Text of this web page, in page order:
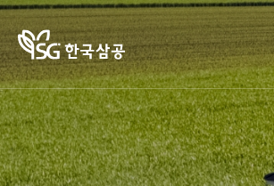
기업정보
한국삼
공소개
CEO 인
사말
작물보호제
작물보
호제
혼용정
보 검색
영농정보
작물보호
제의 이
해
병해충
홍보센터
책자ㆍ
리플렛
카드뉴
스
사회공헌
한광호
농업상
화정박
물관
인재채용
인재채
용